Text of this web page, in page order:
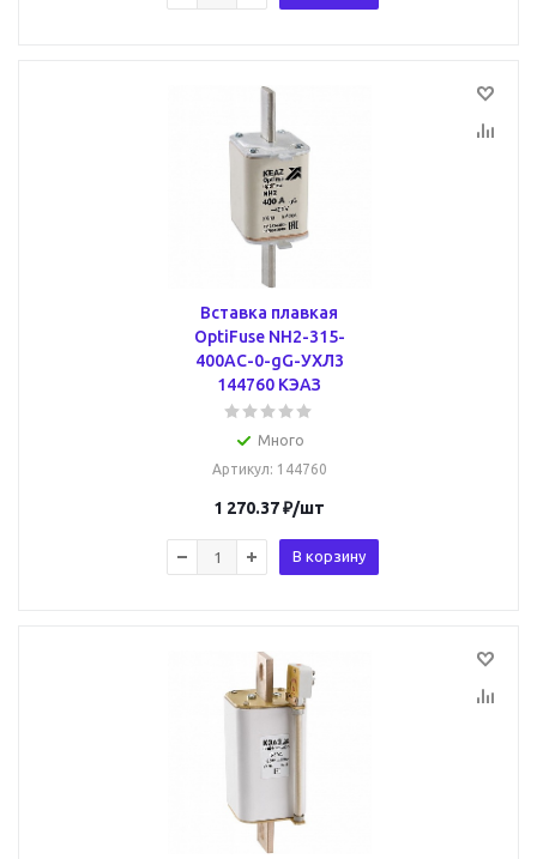
Вставка плавкая
OptiFuse NH2-315-
400AC-0-gG-УХЛ3
144760 КЭАЗ
Много
Артикул: 144760
1 270.37₽/шт
В корзину